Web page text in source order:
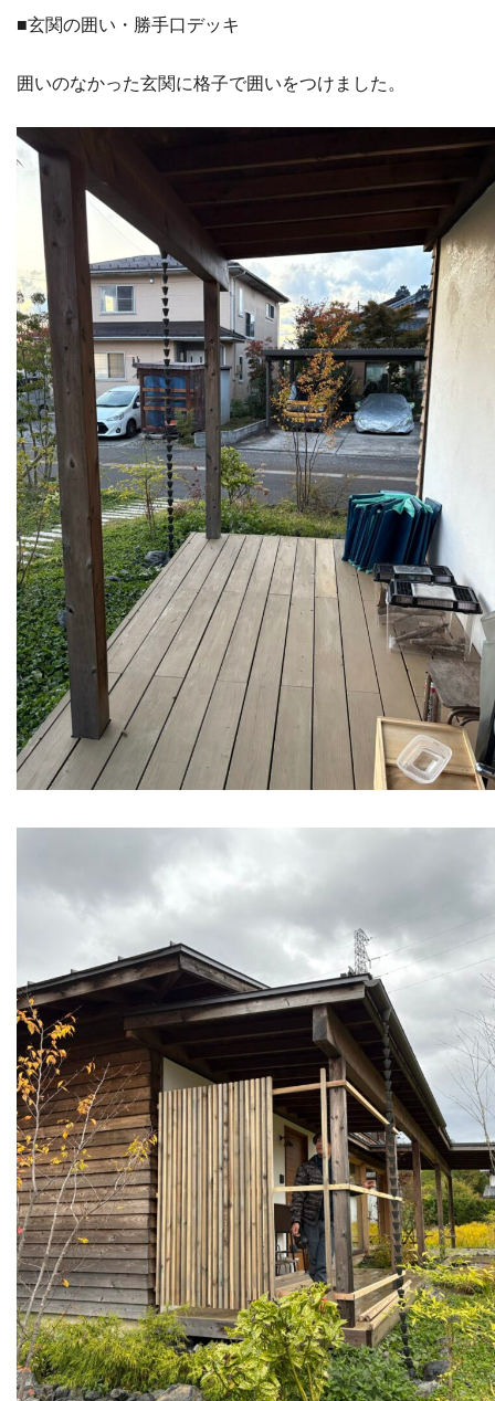
■玄関の囲い・勝手口デッキ
囲いのなかった玄関に格子で囲いをつけました。